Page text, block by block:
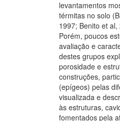
levantamentos
térmitas no solo
1997; Benito et
Porém, poucos
avaliação e
destes grupos
porosidade e
construções,
(epígeos) pelas
visualizada e
às estruturas,
fomentados pela